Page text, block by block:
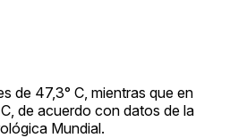
de 47,3° C, mientras que en
de acuerdo con datos de la
Mundial.